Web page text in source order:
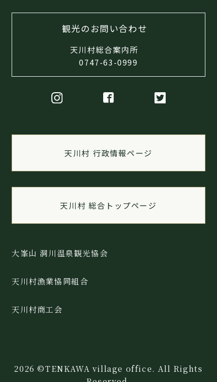
観光のお問い合わせ
天川村総合案内所
0747-63-0999
天川村 行政情報ページ
天川村 総合トップページ
大峯山 洞川温泉観光協会
天川村漁業協同組合
天川村商工会
2026 ©TENKAWA village office. All Rights